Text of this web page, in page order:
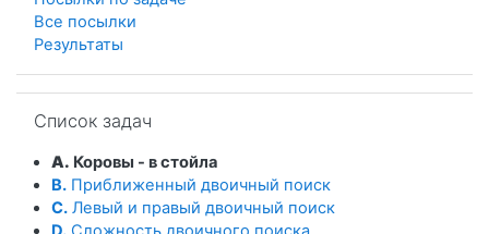
Все посылки
Результаты
Список задач
A. Коровы - в стойла
B. Приближенный двоичный поиск
C. Левый и правый двоичный поиск